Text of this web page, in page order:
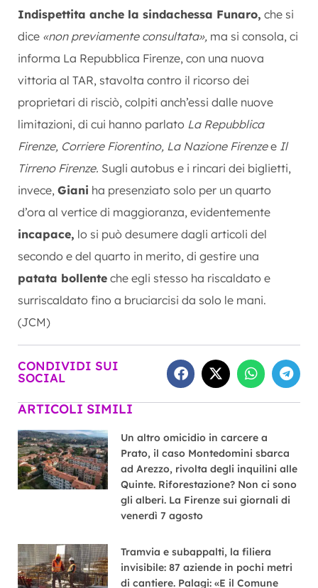
Indispettita anche la sindachessa Funaro, che si
dice «non previamente consultata», ma si consola, ci
informa La Repubblica Firenze, con una nuova
vittoria al TAR, stavolta contro il ricorso dei
proprietari di risciò, colpiti anch’essi dalle nuove
limitazioni, di cui hanno parlato La Repubblica
Firenze, Corriere Fiorentino, La Nazione Firenzee Il
Tirreno Firenze. Sugli autobus e i rincari dei biglietti,
invece, Giani ha presenziato solo per un quarto
d’ora al vertice di maggioranza, evidentemente
incapace, lo si può desumere dagli articoli del
secondo e del quarto in merito, di gestire una
patata bollente che egli stesso ha riscaldato e
surriscaldato fino a bruciarcisi da solo le mani.
(JCM)
CONDIVIDI SUI
SOCIAL
ARTICOLI SIMILI
Un altro omicidio in carcere a
Prato, il caso Montedomini sbarca
ad Arezzo, rivolta degli inquilini alle
Quinte. Riforestazione? Non ci sono
gli alberi. La Firenze sui giornali di
venerdì 7 agosto
Tramvia e subappalti, la filiera
invisibile: 87 aziende in pochi metri
di cantiere. Palagi: «E il Comune